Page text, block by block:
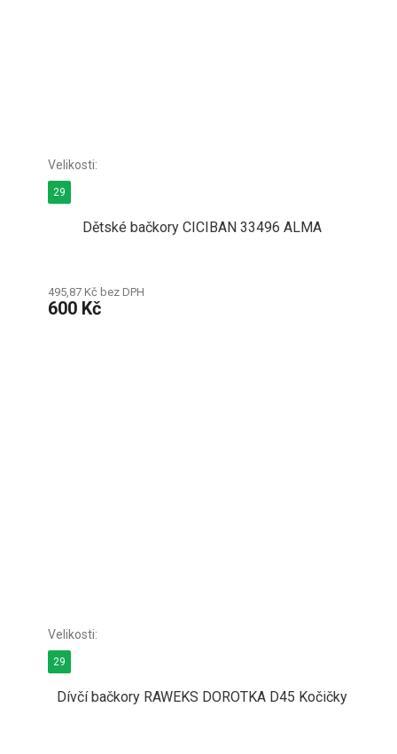
Dětské bačkory CICIBAN 33496 ALMA
495,87 Kč bez DPH
600 Kč
29
Dívčí bačkory RAWEKS DOROTKA D45 Kočičky
29